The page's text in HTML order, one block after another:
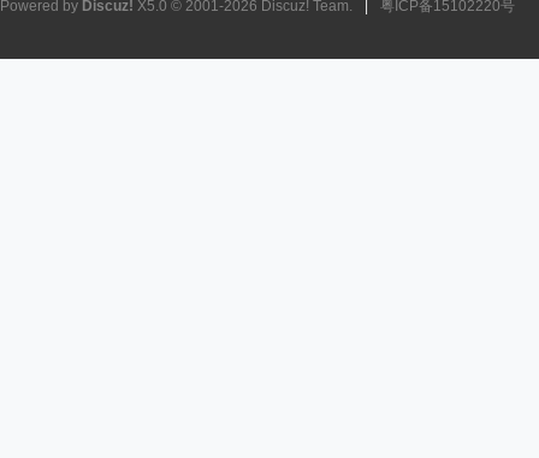
Powered by Discuz! X5.0 © 2001-2026 Discuz! Team. 粤ICP备15102220号